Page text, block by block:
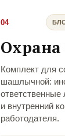
04
Охрана
Комплект для
шашлычной:
ответственные
и внутренний
работодателя.